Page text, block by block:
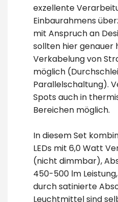
exzellente
Einbaurahmens
mit Anspruch an
sollten hier genauer
Verkabelung von
möglich
Parallelschaltung).
Spots auch in
Bereichen möglich.
In diesem Set
LEDs mit 6,0 Watt
(nicht dimmbar),
450-500 lm
durch satinierte
Leuchtmittel sind